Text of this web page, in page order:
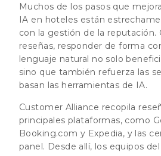
Muchos de los pasos que
IA en hoteles están
con la gestión de la reputación.
reseñas, responder de forma
lenguaje natural no solo
sino que también refuerza las
basan las herramientas de IA.
Customer Alliance recopila
principales plataformas, como
Booking.com y Expedia, y las
panel. Desde allí, los equipos